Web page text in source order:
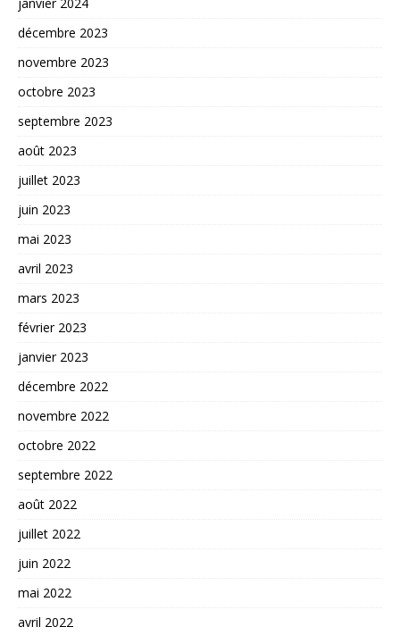
décembre 2023
novembre 2023
octobre 2023
septembre 2023
août 2023
juillet 2023
juin 2023
mai 2023
avril 2023
mars 2023
février 2023
janvier 2023
décembre 2022
novembre 2022
octobre 2022
septembre 2022
août 2022
juillet 2022
juin 2022
mai 2022
avril 2022